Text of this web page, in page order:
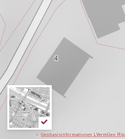
©Geobasisinformationen LVermGeo Rlp